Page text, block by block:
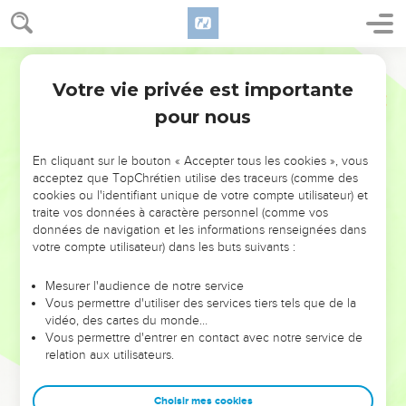
NE MANQUEZ PAS L’ÉVÉNEMENT
DE L’ANNÉE !
ET SI LEURS ERREURS POUVAIENT VOUS ÉVITER LES
VOTRES ?
leur foi ou leur vision. Mais on voit moins les doutes, les erreurs
et les saisons difficiles qu'ils ont traversés, alors même que ce
sont elles qui les ont façonnés.
Dans cette conférence, leaders, entrepreneurs, et responsables
clés pour avancer avec plus de sagesse afin que leurs erreurs
Votre vie privée est importante
pour nous
En cliquant sur le bouton « Accepter tous les cookies », vous
acceptez que TopChrétien utilise des traceurs (comme des
cookies ou l'identifiant unique de votre compte utilisateur) et
traite vos données à caractère personnel (comme vos
données de navigation et les informations renseignées dans
votre compte utilisateur) dans les buts suivants :
Mesurer l'audience de notre service
Vous permettre d'utiliser des services tiers tels que de la
vidéo, des cartes du monde…
Vous permettre d'entrer en contact avec notre service de
relation aux utilisateurs.
Choisir mes cookies